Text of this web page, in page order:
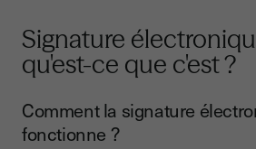
Signature
qu'est-ce que c'est ?
Comment la signature
fonctionne ?